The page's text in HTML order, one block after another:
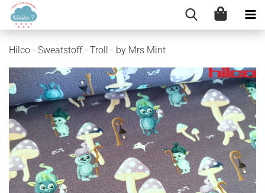
Hilco - Sweatstoff - Troll - by Mrs Mint